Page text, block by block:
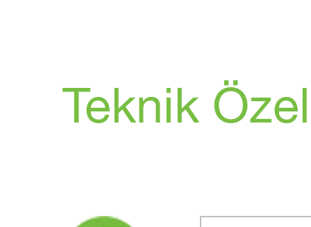
Teknik